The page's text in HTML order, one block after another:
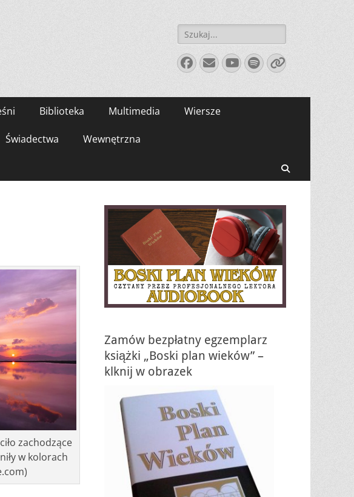
Szukaj:
Facebook
E-
mail
YouTube
Spotify
Link
Biblioteka Multimedia Wiersze
Świadectwa Wewnętrzna
zachodzące
w kolorach
Zamów bezpłatny egzemplarz
książki „Boski plan wieków” –
klknij w obrazek